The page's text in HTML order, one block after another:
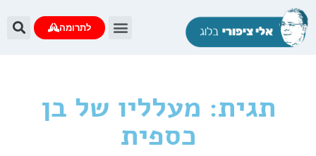
לתרומה
תגית: מעלליו של בן
כספית